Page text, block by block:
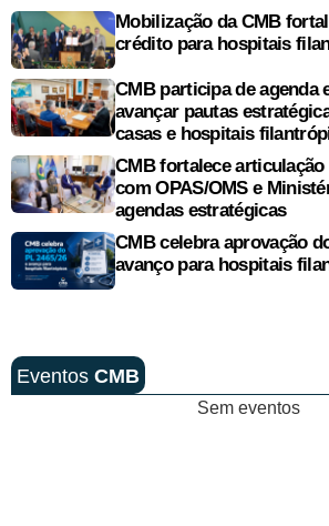
Mobilização da CMB
crédito para hospitais
CMB participa de agenda
avançar pautas
casas e hospitais
CMB fortalece
com OPAS/OMS e
agendas estratégicas
CMB celebra aprovação
avanço para hospitais
Eventos CMB
Sem eventos